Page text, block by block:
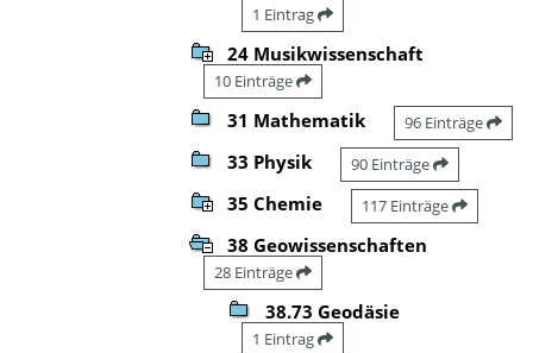
1 Eintrag
24 Musikwissenschaft
10 Einträge
31 Mathematik 96 Einträge
33 Physik 90 Einträge
35 Chemie 117 Einträge
38 Geowissenschaften
28 Einträge
38.73 Geodäsie
1 Eintrag